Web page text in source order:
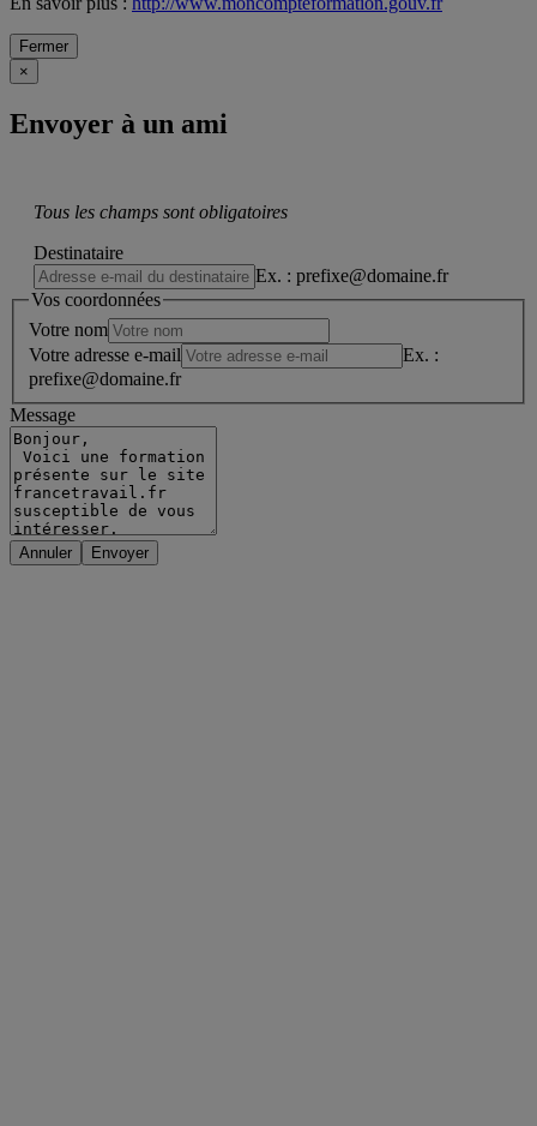
Fermer
×
Envoyer à un ami
Tous les champs sont obligatoires
Destinataire
Ex. : prefixe@domaine.fr
Vos coordonnées
Votre nom
Votre adresse e-mail
Ex. :
prefixe@domaine.fr
Message
Annuler